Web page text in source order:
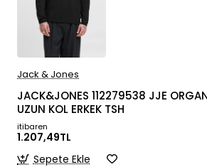
Jack & Jones
JACK&JONES 112279538 JJE
UZUN KOL ERKEK TSH
itibaren
1.207,49TL
Sepete Ekle